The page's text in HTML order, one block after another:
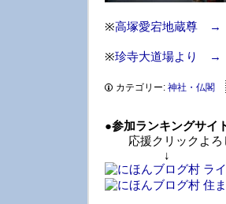
※高塚愛宕地蔵尊 →
※珍寺大道場より →
カテゴリー: 神社・仏閣
●参加ランキングサイ
応援クリックよろ
↓